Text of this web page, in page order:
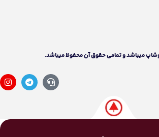
ميباشد و تمامی حقوق آن محفوظ ميباشد.